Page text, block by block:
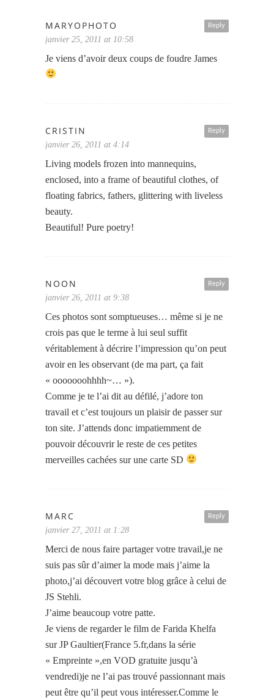
Reply
MARYOPHOTO
janvier 25, 2011 at 10:58
Je viens d’avoir deux coups de foudre James
Reply
CRISTIN
janvier 26, 2011 at 4:14
Living models frozen into mannequins,
enclosed, into a frame of beautiful clothes, of
floating fabrics, fathers, glittering with liveless
beauty.
Beautiful! Pure poetry!
Reply
NOON
janvier 26, 2011 at 9:38
Ces photos sont somptueuses… même si je ne
crois pas que le terme à lui seul suffit
véritablement à décrire l’impression qu’on peut
avoir en les observant (de ma part, ça fait
« ooooooohhhh~… »).
Comme je te l’ai dit au défilé, j’adore ton
travail et c’est toujours un plaisir de passer sur
ton site. J’attends donc impatiemment de
pouvoir découvrir le reste de ces petites
merveilles cachées sur une carte SD
Reply
MARC
janvier 27, 2011 at 1:28
Merci de nous faire partager votre travail,je ne
suis pas sûr d’aimer la mode mais j’aime la
photo,j’ai découvert votre blog grâce à celui de
JS Stehli.
J’aime beaucoup votre patte.
Je viens de regarder le film de Farida Khelfa
sur JP Gaultier(France 5.fr,dans la série
« Empreinte »,en VOD gratuite jusqu’à
vendredi)je ne l’ai pas trouvé passionnant mais
peut être qu’il peut vous intéresser.Comme le